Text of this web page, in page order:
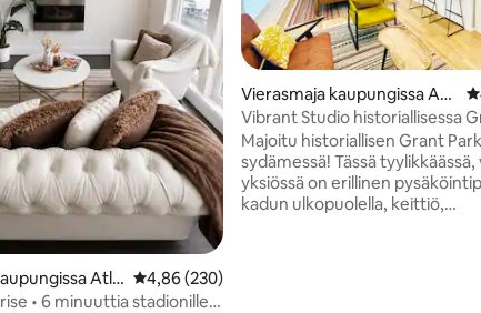
5, 619 arvostelua
Atla
Keskimääräinen arvio 4,86/5, 230 arvostelua
4,86 (230)
• 6 minuuttia stadionille •
Vierasmaja kaupungissa Atl
anta
Vibrant Studio historiallisessa
Parkissa
Majoitu historiallisen Grant
sydämessä! Tässä tyylikkäässä,
yksiössä on erillinen
kadun ulkopuolella, keittiö,